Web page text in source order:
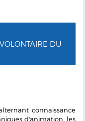
DU
connaissance